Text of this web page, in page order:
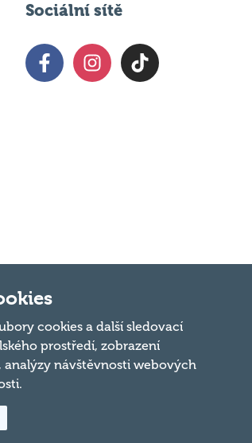
Sociální sítě
Nahoru
cookies a další sledovací
prostředí, zobrazení
analýzy návštěvnosti webových